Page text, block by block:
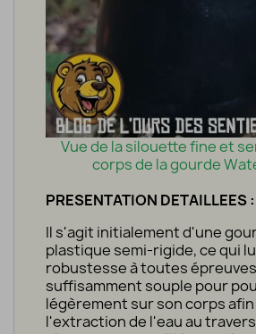
Vue de la silouette fine et
corps de la gourde
PRESENTATION DETAILLEES :
Il s'agit initialement d'une
plastique semi-rigide, ce qui
robustesse à toutes
suffisamment souple pour
légèrement sur son corps
l'extraction de l'eau au